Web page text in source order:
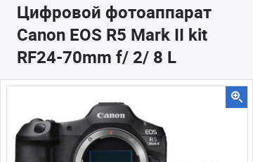
Цифровой фотоаппарат
Canon EOS R5 Mark II kit
RF24-70mm f/ 2/ 8 L